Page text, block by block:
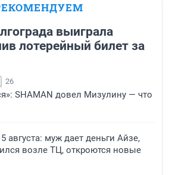
выиграла
лотерейный билет за
26
SHAMAN довел Мизулину — что
августа: муж дает деньги Айзе,
возле ТЦ, откроются новые